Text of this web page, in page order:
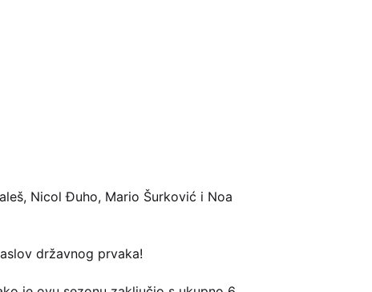
Nicol Đuho, Mario Šurković i Noa
državnog prvaka!